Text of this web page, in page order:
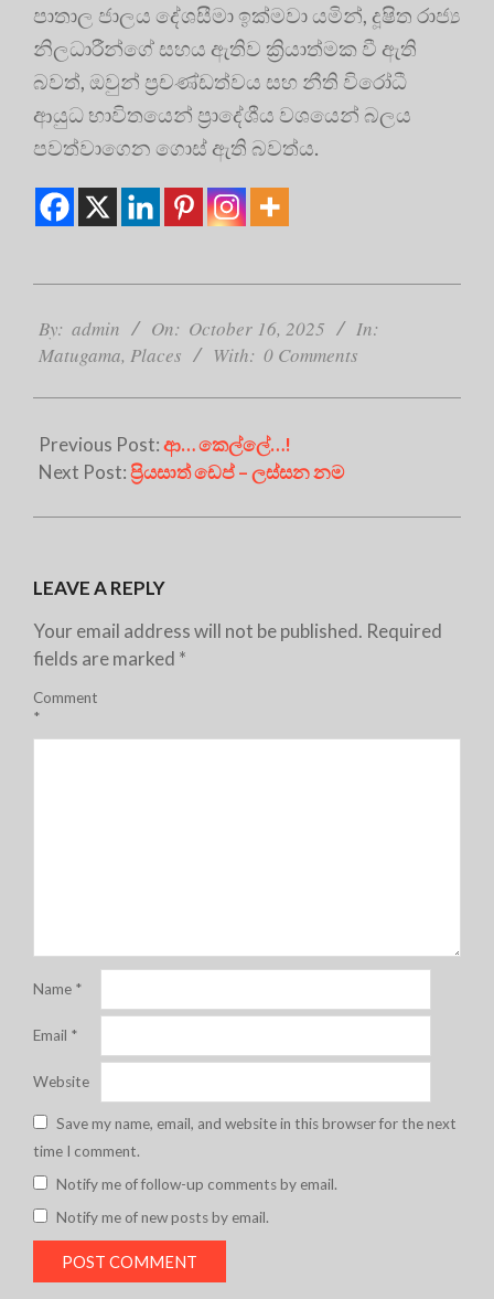
පාතාල ජාලය දේශසීමා ඉක්මවා යමින්, දූෂිත රාජ්‍ය
නිලධාරීන්ගේ සහය ඇතිව ක්‍රියාත්මක වී ඇති
බවත්, ඔවුන් ප්‍රචණ්ඩත්වය සහ නීති විරෝධී
ආයුධ භාවිතයෙන් ප්‍රාදේශීය වශයෙන් බලය
පවත්වාගෙන ගොස් ඇති බවත්ය.
10-
16
By: admin On: October 16, 2025
In:
Matugama, Places With: 0 Comments
Previous Post:ආ… කෙල්ලේ…!
Next Post:ප්‍රියසාත් ඩෙප් – ලස්සන නම
LEAVE A REPLY
Your email address will not be published. Required
fields are marked *
Comment
*
Name *
Email *
Website
Save my name, email, and website in this browser for the next
time I comment.
Notify me of follow-up comments by email.
Notify me of new posts by email.